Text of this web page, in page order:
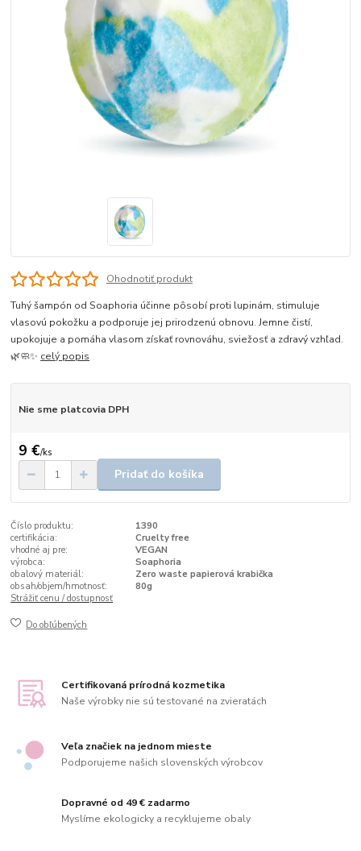
Ohodnotiť produkt
Tuhý šampón od Soaphoria účinne pôsobí proti lupinám, stimuluje
vlasovú pokožku a podporuje jej prirodzenú obnovu. Jemne čistí,
upokojuje a pomáha vlasom získať rovnováhu, sviežosť a zdravý vzhľad.
🌿🧼✨ celý popis
Nie sme platcovia DPH
9 €/ks
Pridať do košíka
Číslo produktu:
1390
certifikácia:
Cruelty free
vhodné aj pre:
VEGAN
výrobca:
Soaphoria
obalový materiál:
Zero waste papierová krabička
obsah/objem/hmotnosť:
80g
Strážiť cenu / dostupnosť
Do obľúbených
Certifikovaná prírodná kozmetika
Naše výrobky nie sú testované na zvieratách
Veľa značiek na jednom mieste
Podporujeme našich slovenských výrobcov
Dopravné od 49 € zadarmo
Myslíme ekologicky a recyklujeme obaly